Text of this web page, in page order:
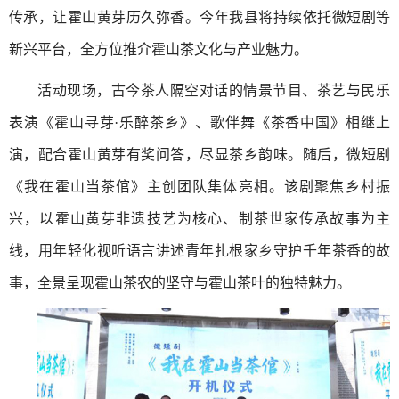
传承，让霍山黄芽历久弥香。今年我县将持续依托微短剧等
新兴平台，全方位推介霍山茶文化与产业魅力。
活动现场，古今茶人隔空对话的情景节目、茶艺与民乐
表演《霍山寻芽·乐醉茶乡》、歌伴舞《茶香中国》相继上
演，配合霍山黄芽有奖问答，尽显茶乡韵味。随后，微短剧
《我在霍山当茶倌》主创团队集体亮相。该剧聚焦乡村振
兴，以霍山黄芽非遗技艺为核心、制茶世家传承故事为主
线，用年轻化视听语言讲述青年扎根家乡守护千年茶香的故
事，全景呈现霍山茶农的坚守与霍山茶叶的独特魅力。